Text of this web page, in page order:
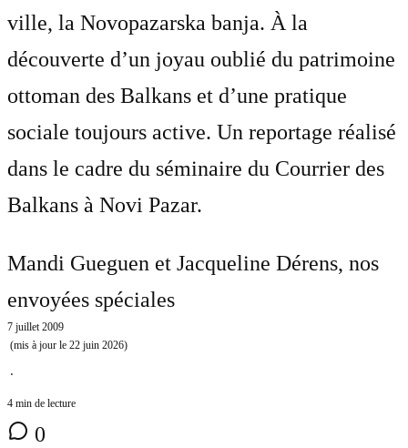
ville, la Novopazarska banja. À la
découverte d’un joyau oublié du patrimoine
ottoman des Balkans et d’une pratique
sociale toujours active. Un reportage réalisé
dans le cadre du séminaire du Courrier des
Balkans à Novi Pazar.
Mandi Gueguen et Jacqueline Dérens, nos
envoyées spéciales
7 juillet 2009
(mis à jour le 22 juin 2026)
⋅
4 min de lecture
0